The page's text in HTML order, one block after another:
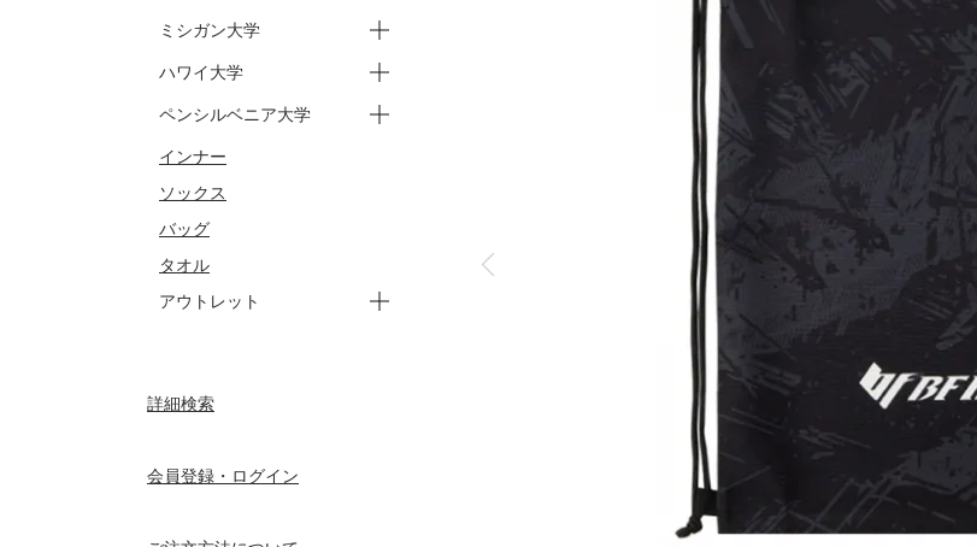
ージュニア トップス
ージュニア パンツ
ースウェット
ーバッグ
ータオル
ミシガン大学
ハワイ大学
ペンシルベニア大学
インナー
ソックス
バッグ
タオル
アウトレット
ス
ーセサミストリート パンツ
ーセサミストリート ジュニ
ーセサミストリート ジュニ
詳細検索
会員登録・ログイン